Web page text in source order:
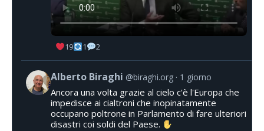
19 1 2
Alberto Biraghi @biraghi.org 1 giorno
Ancora una volta grazie al cielo c'è l'Europa che
impedisce ai cialtroni che inopinatamente
occupano poltrone in Parlamento di fare ulteriori
disastri coi soldi del Paese.